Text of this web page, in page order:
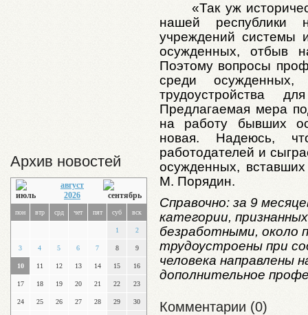
Архив новостей
август
2026
пон втр срд чет пят суб вск
1 2
3 4 5 6 7 8 9
10 11 12 13 14 15 16
17 18 19 20 21 22 23
24 25 26 27 28 29 30
«Так уж
нашей республики
учреждений системы
осужденных, отбыв
Поэтому вопросы
среди
трудоустройства
Предлагаемая мера
на работу бывших
новая. Надеюсь,
работодателей и
осужденных,
М. Порядин.
Справочно: за 9
категории,
безработными, около
трудоустроены при
человека направлены
дополнительное
Комментарии (0)